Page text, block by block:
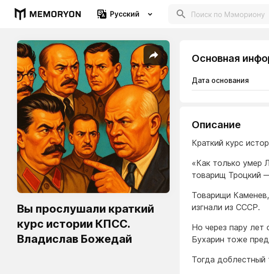
Русский
Вы прослушали краткий
курс истории КПСС.
Владислав Божедай
Основная
Дата основания
Описание
Краткий курс
«Как только умер
товарищ Троцкий
Товарищи
изгнали из СССР.
Но через пару лет
Бухарин тоже
Тогда доблестный